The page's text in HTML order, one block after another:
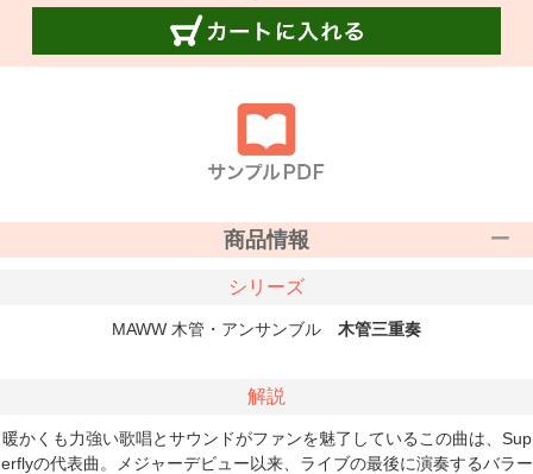
商品情報
シリーズ
MAWW 木管・アンサンブル 木管三重奏
解説
暖かくも力強い歌唱とサウンドがファンを魅了しているこの曲は、Sup
erflyの代表曲。メジャーデビュー以来、ライブの最後に演奏するバラー